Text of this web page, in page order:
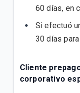
60 días, en
Si efectuó
30 días
Cliente
corporativo